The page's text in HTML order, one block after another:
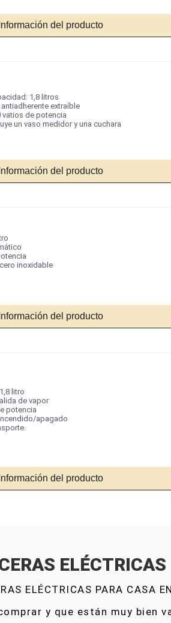
del producto
1,8 litros
extraíble
vatios de potencia
un vaso medidor y una cuchara
del producto
inoxidable
del producto
litro
de vapor
potencia
apagado
del producto
ELÉCTRICAS
ELÉCTRICAS PARA CASA
y que están muy bien